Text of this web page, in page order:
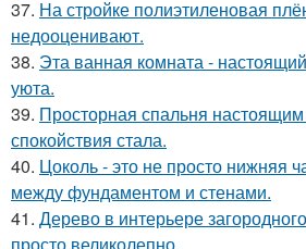
37. На стройке полиэтиленовая
недооценивают.
38. Эта ванная комната -
уюта.
39. Просторная спальня
спокойствия стала.
40. Цоколь - это не просто нижняя
между фундаментом и стенами.
41. Дерево в интерьере
просто великолепно.